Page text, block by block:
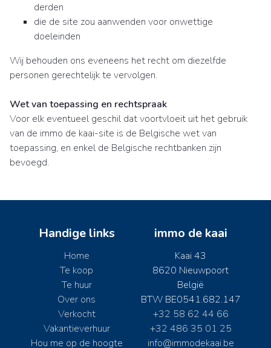
derden
die de site zou aanwenden voor onwettige
doeleinden
Wij behouden ons eveneens het recht om diezelfde
personen gerechtelijk te vervolgen.
Wet van toepassing en rechtspraak
Voor elk eventueel geschil dat voortvloeit uit het gebruik
van de immo de kaai-site is de Belgische wet van
toepassing, en enkel de Belgische rechtbanken zijn
bevoegd.
Handige links
Home
Te koop
Te huur
Over ons
Verkocht
Vakantieverhuur
Hou me op de hoogte
immo de kaai
Kaai 43
8620 Nieuwpoort
België
BTW BE0541.682.147
+32 58 62 44 66
+32 486 35 01 25
info@immodekaai.be